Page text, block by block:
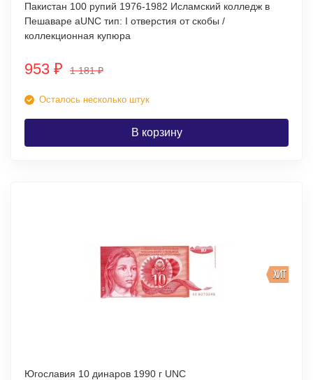
Пакистан 100 рупий 1976-1982 Исламский колледж в
Пешаваре аUNC тип: I отверстия от скобы /
коллекционная купюра
953 ₽ 1 181₽
Осталось несколько штук
В корзину
ХИТ
Югославия 10 динаров 1990 г UNC